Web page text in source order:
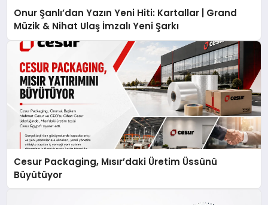
Onur Şanlı’dan Yazın Yeni Hiti: Kartallar | Grand
Müzik & Nihat Ulaş İmzalı Yeni Şarkı
Cesur Packaging, Mısır’daki Üretim Üssünü
Büyütüyor